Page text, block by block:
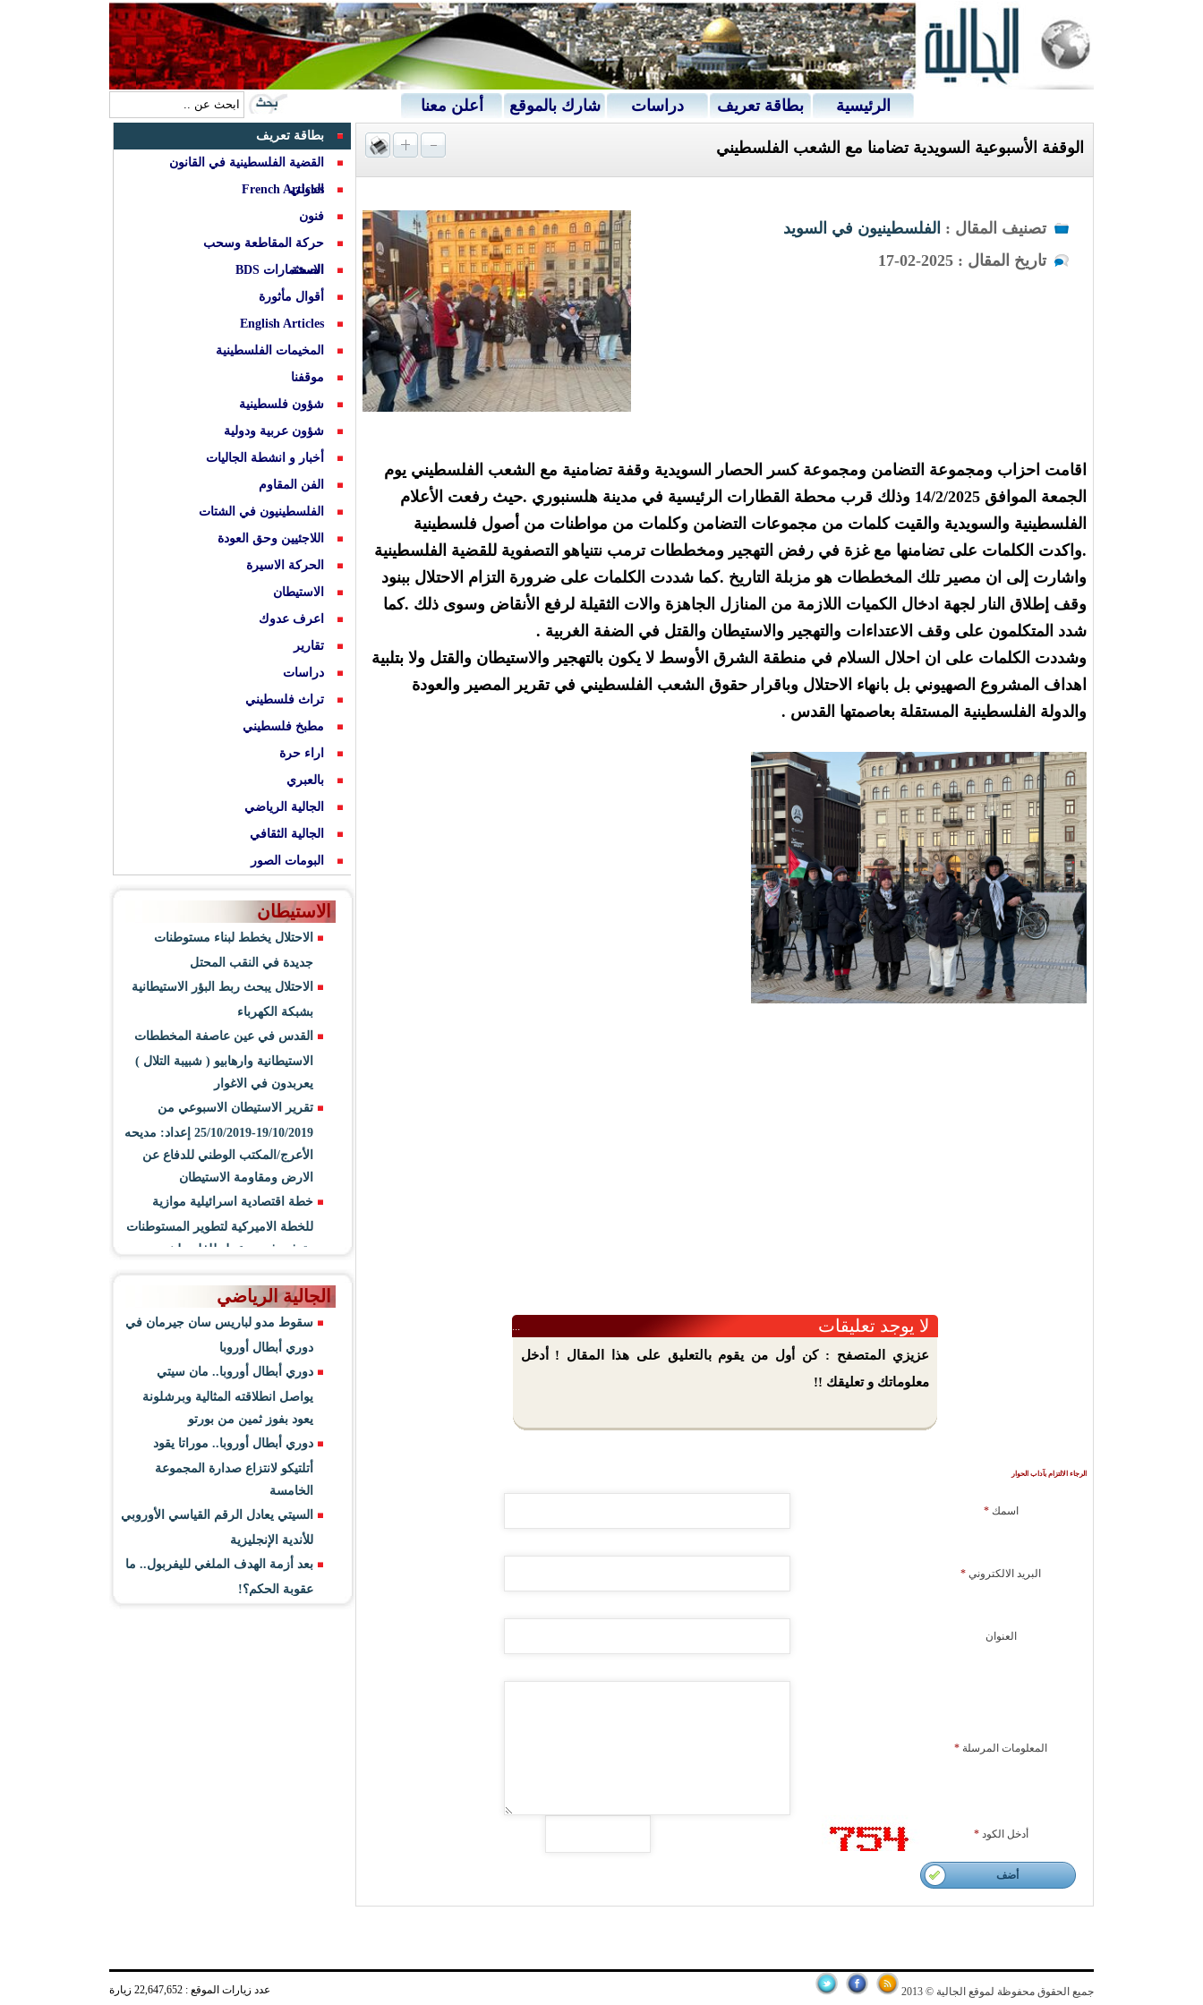
الرئيسية بطاقة تعريف دراسات شارك بالموقع أعلن معنا
الوقفة الأسبوعية السويدية تضامنا مع الشعب الفلسطيني
تصنيف المقال : الفلسطينيون في السويد
تاريخ المقال : 2025-02-17
اقامت احزاب ومجموعة التضامن ومجموعة كسر الحصار السويدية وقفة تضامنية مع الشعب الفلسطيني يوم
الجمعة الموافق 14/2/2025 وذلك قرب محطة القطارات الرئيسية في مدينة هلسنبوري .حيث رفعت الأعلام
الفلسطينية والسويدية والقيت كلمات من مجموعات التضامن وكلمات من مواطنات من أصول فلسطينية
.واكدت الكلمات على تضامنها مع غزة في رفض التهجير ومخططات ترمب نتنياهو التصفوية للقضية الفلسطينية
واشارت إلى ان مصير تلك المخططات هو مزبلة التاريخ .كما شددت الكلمات على ضرورة التزام الاحتلال ببنود
وقف إطلاق النار لجهة ادخال الكميات اللازمة من المنازل الجاهزة والات الثقيلة لرفع الأنقاض وسوى ذلك .كما
شدد المتكلمون على وقف الاعتداءات والتهجير والاستيطان والقتل في الضفة الغربية .
وشددت الكلمات على ان احلال السلام في منطقة الشرق الأوسط لا يكون بالتهجير والاستيطان والقتل ولا بتلبية
اهداف المشروع الصهيوني بل بانهاء الاحتلال وباقرار حقوق الشعب الفلسطيني في تقرير المصير والعودة
والدولة الفلسطينية المستقلة بعاصمتها القدس .
لا يوجد تعليقات
عزيزي المتصفح : كن أول من يقوم بالتعليق على هذا المقال ! أدخل
معلوماتك و تعليقك !!
الرجاء الالتزام بآداب الحوار
اسمك*
البريد الالكتروني *
العنوان
المعلومات المرسلة *
أدخل الكود*
أضف
بطاقة تعريف
القضية الفلسطينية في القانون
الدولي
French Articles
فنون
حركة المقاطعة وسحب
الاستثمارات BDS
الصحة
أقوال مأثورة
English Articles
المخيمات الفلسطينية
موقفنا
شؤون فلسطينية
شؤون عربية ودولية
أخبار و انشطة الجاليات
الفن المقاوم
الفلسطينيون في الشتات
اللاجئيين وحق العودة
الحركة الاسيرة
الاستيطان
اعرف عدوك
تقارير
دراسات
تراث فلسطيني
مطبخ فلسطيني
اراء حرة
بالعبري
الجالية الرياضي
الجالية الثقافي
البومات الصور
الاستيطان
الاحتلال يخطط لبناء مستوطنات
جديدة في النقب المحتل
الاحتلال يبحث ربط البؤر الاستيطانية
بشبكة الكهرباء
القدس في عين عاصفة المخططات
الاستيطانية وارهابيو ( شبيبة التلال )
يعربدون في الاغوار
تقرير الاستيطان الاسبوعي من
19/10/2019-25/10/2019 إعداد: مديحه
الأعرج/المكتب الوطني للدفاع عن
الارض ومقاومة الاستيطان
خطة اقتصادية اسرائيلية موازية
للخطة الاميركية لتطوير المستوطنات
وتوفير فرص عمل للفلسطينيين
الجالية الرياضي
سقوط مدو لباريس سان جيرمان في
دوري أبطال أوروبا
دوري أبطال أوروبا.. مان سيتي
يواصل انطلاقته المثالية وبرشلونة
يعود بفوز ثمين من بورتو
دوري أبطال أوروبا.. موراتا يقود
أتلتيكو لانتزاع صدارة المجموعة
الخامسة
السيتي يعادل الرقم القياسي الأوروبي
للأندية الإنجليزية
بعد أزمة الهدف الملغي لليفربول.. ما
عقوبة الحكم؟!
جميع الحقوق محفوظة لموقع الجالية © 2013 عدد زيارات الموقع : 22,647,652 زيارة